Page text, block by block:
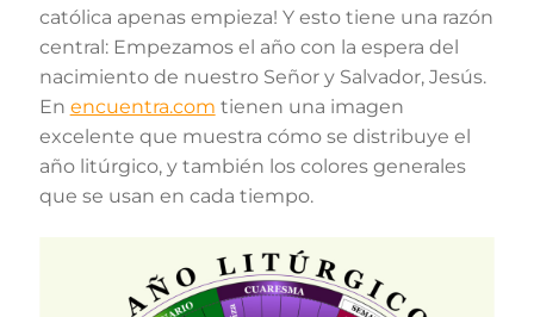
católica apenas empieza! Y esto tiene una razón
central: Empezamos el año con la espera del
nacimiento de nuestro Señor y Salvador, Jesús.
En encuentra.com tienen una imagen
excelente que muestra cómo se distribuye el
año litúrgico, y también los colores generales
que se usan en cada tiempo.